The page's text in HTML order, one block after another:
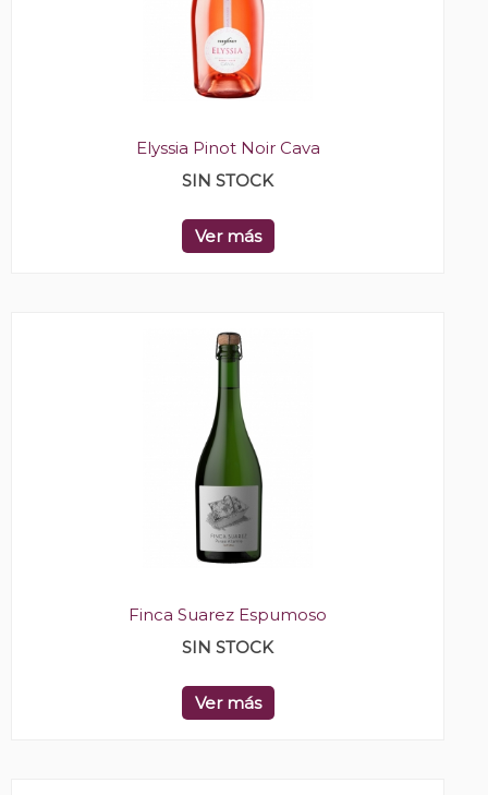
Elyssia Pinot Noir Cava
SIN STOCK
Ver más
Finca Suarez Espumoso
SIN STOCK
Ver más